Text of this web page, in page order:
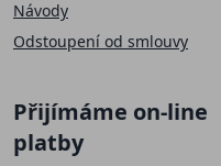
Návody
Odstoupení od smlouvy
Přijímáme on-line
platby